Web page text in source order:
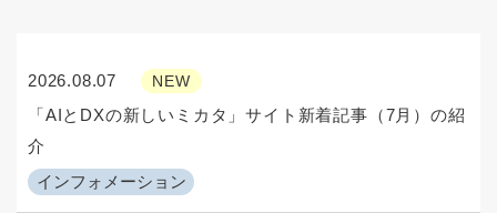
2026.08.07 NEW
インフォメーション
「AIとDXの新しいミカタ」サイト新着記事（7月）の紹
介